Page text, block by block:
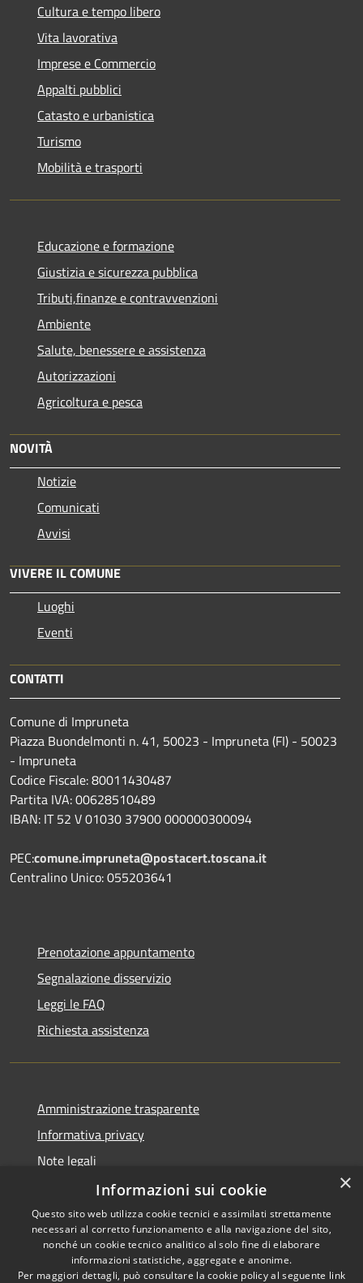
Cultura e tempo libero
Vita lavorativa
Imprese e Commercio
Appalti pubblici
Catasto e urbanistica
Turismo
Mobilità e trasporti
Educazione e formazione
Giustizia e sicurezza pubblica
Tributi,finanze e contravvenzioni
Ambiente
Salute, benessere e assistenza
Autorizzazioni
Agricoltura e pesca
NOVITÀ
Notizie
Comunicati
Avvisi
VIVERE IL COMUNE
Luoghi
Eventi
CONTATTI
Comune di Impruneta
Piazza Buondelmonti n. 41, 50023 - Impruneta (FI) - 50023
- Impruneta
Codice Fiscale: 80011430487
Partita IVA: 00628510489
IBAN: IT 52 V 01030 37900 000000300094
PEC:comune.impruneta@postacert.toscana.it
Centralino Unico: 055203641
Prenotazione appuntamento
Segnalazione disservizio
Leggi le FAQ
Richiesta assistenza
Amministrazione trasparente
Informativa privacy
Note legali
Dichiarazione di accessibilità
RSS
Copyright © 2026 • Comune di
×
Informazioni sui cookie
Questo sito web utilizza cookie tecnici e assimilati strettamente
necessari al corretto funzionamento e alla navigazione del sito,
nonché un cookie tecnico analitico al solo fine di elaborare
informazioni statistiche, aggregate e anonime.
Per maggiori dettagli, può consultare la cookie policy al seguente link